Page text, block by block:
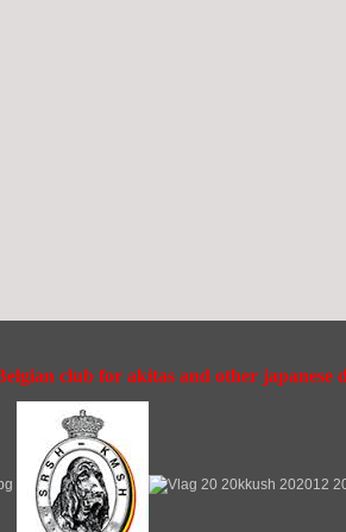
club for akitas and other japanese